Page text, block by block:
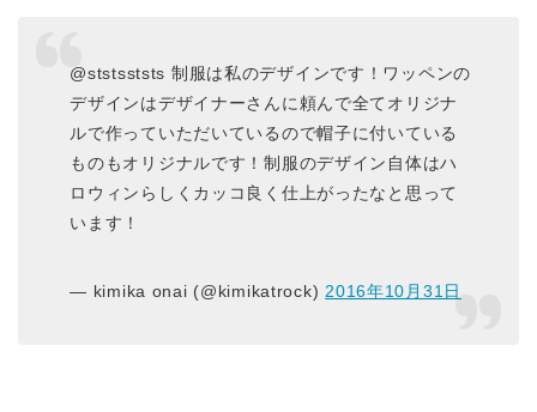
@ststsststs 制服は私のデザインです！ワッペンの
デザインはデザイナーさんに頼んで全てオリジナ
ルで作っていただいているので帽子に付いている
ものもオリジナルです！制服のデザイン自体はハ
ロウィンらしくカッコ良く仕上がったなと思って
います！
— kimika onai (@kimikatrock) 2016年10月31日